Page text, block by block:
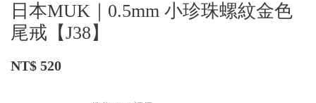
日本MUK｜0.5mm 小珍珠螺紋金色
尾戒【J38】
NT$ 520